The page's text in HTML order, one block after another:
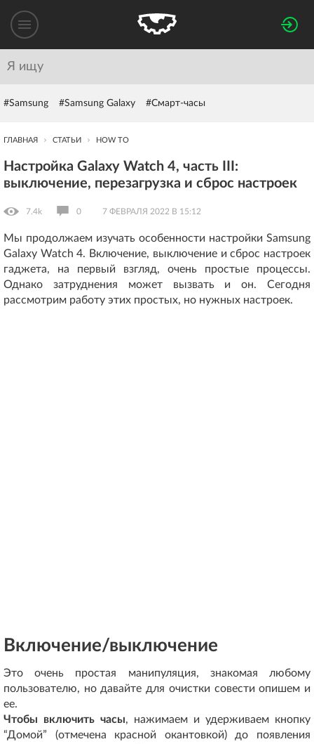
#Samsung #Samsung Galaxy #Смарт-часы
ГЛАВНАЯ СТАТЬИ HOW TO
Настройка Galaxy Watch 4, часть III:
выключение, перезагрузка и сброс настроек
7.4k 0 7 ФЕВРАЛЯ 2022 В 15:12
Мы продолжаем изучать особенности настройки Samsung
Galaxy Watch 4. Включение, выключение и сброс настроек
гаджета, на первый взгляд, очень простые процессы.
Однако затруднения может вызвать и он. Сегодня
рассмотрим работу этих простых, но нужных настроек.
Включение/выключение
Это очень простая манипуляция, знакомая любому
пользователю, но давайте для очистки совести опишем и
ее.
Чтобы включить часы, нажимаем и удерживаем кнопку
“Домой” (отмечена красной окантовкой) до появления